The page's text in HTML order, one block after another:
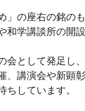
の座右の銘の
和学講談所の開
として発足し
、講演会や新顕
しています。